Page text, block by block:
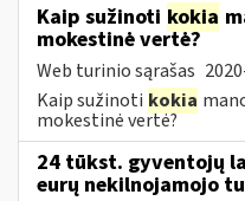
Kaip sužinoti kokia
mokestinė vertė?
Web turinio sąrašas
Kaip sužinoti kokia
mokestinė vertė?
24 tūkst. gyventojų
eurų nekilnojamojo